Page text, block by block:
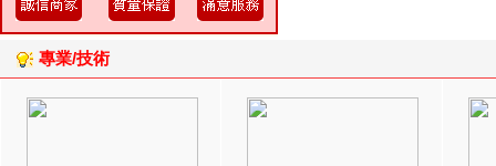
專業/技術